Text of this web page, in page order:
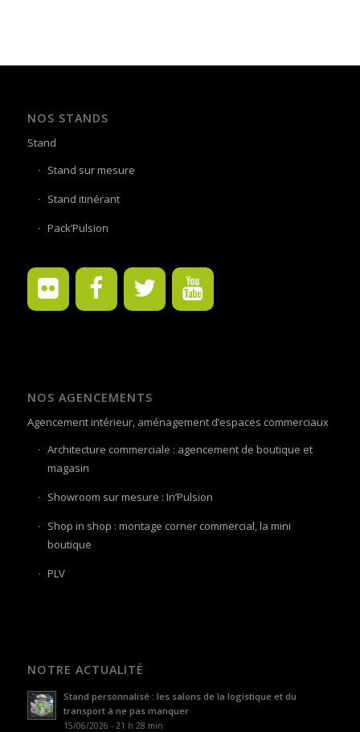
NOS STANDS
Stand
Stand sur mesure
Stand itinérant
Pack’Pulsion
NOS AGENCEMENTS
Agencement intérieur, aménagement d’espaces commerciaux
Architecture commerciale : agencement de boutique et
magasin
Showroom sur mesure : In’Pulsion
Shop in shop : montage corner commercial, la mini
boutique
PLV
NOTRE ACTUALITÉ
Stand personnalisé : les salons de la logistique et du
transport à ne pas manquer
15/06/2026 - 21 h 28 min